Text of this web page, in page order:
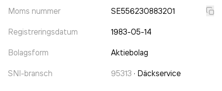
Moms nummer SE556230883201
Registreringsdatum 1983-05-14
Bolagsform Aktiebolag
SNI-bransch 95313 · Däckservice